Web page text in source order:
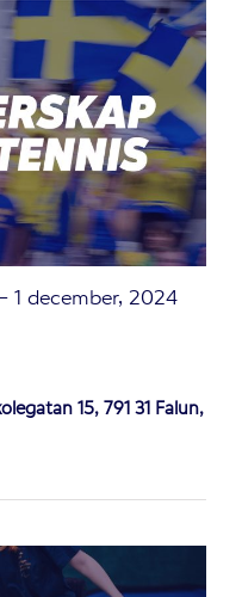
1 december, 2024
15, 791 31 Falun,